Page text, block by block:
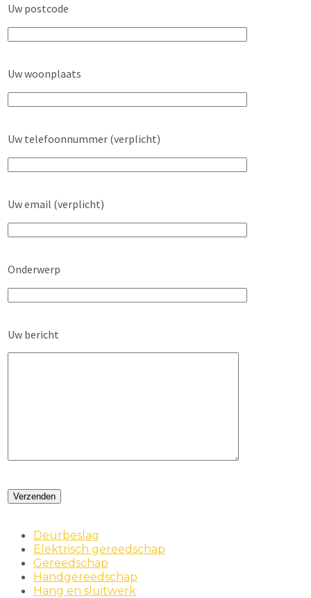
Uw postcode
Uw woonplaats
Uw telefoonnummer (verplicht)
Uw email (verplicht)
Onderwerp
Uw bericht
Deurbeslag
Elektrisch gereedschap
Gereedschap
Handgereedschap
Hang en sluitwerk